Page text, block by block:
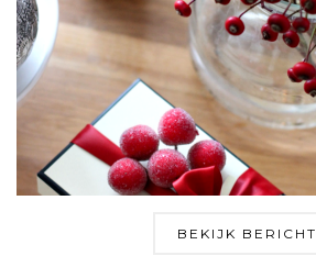
BEKIJK BERICHT